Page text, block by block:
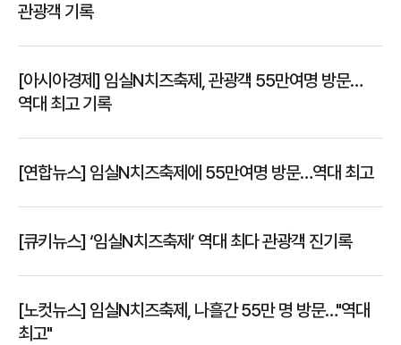
관광객 기록
[아시아경제] 임실N치즈축제, 관광객 55만여명 방문…
역대 최고 기록
[연합뉴스] 임실N치즈축제에 55만여명 방문…역대 최고
[큐키뉴스] ‘임실N치즈축제’ 역대 최다 관광객 진기록
[노컷뉴스] 임실N치즈축제, 나흘간 55만 명 방문…"역대
최고"